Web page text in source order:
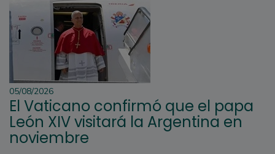
05/08/2026
El Vaticano confirmó que el papa
León XIV visitará la Argentina en
noviembre